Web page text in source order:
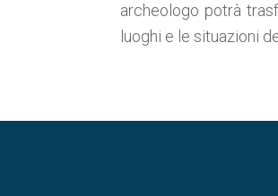
archeologo potrà
luoghi e le situazioni